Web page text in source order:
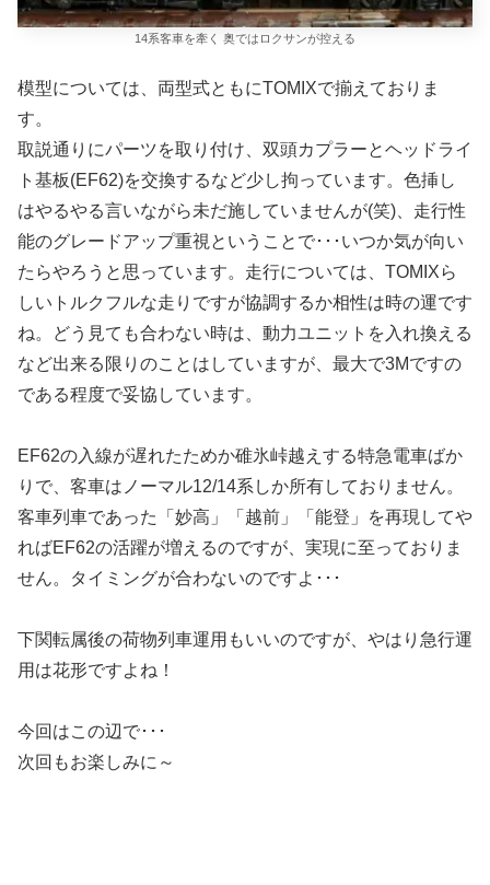
14系客車を牽く 奥ではロクサンが控える
模型については、両型式ともにTOMIXで揃えておりま
す。
取説通りにパーツを取り付け、双頭カプラーとヘッドライ
ト基板(EF62)を交換するなど少し拘っています。色挿し
はやるやる言いながら未だ施していませんが(笑)、走行性
能のグレードアップ重視ということで･･･いつか気が向い
たらやろうと思っています。走行については、TOMIXら
しいトルクフルな走りですが協調するか相性は時の運です
ね。どう見ても合わない時は、動力ユニットを入れ換える
など出来る限りのことはしていますが、最大で3Mですの
である程度で妥協しています。
EF62の入線が遅れたためか碓氷峠越えする特急電車ばか
りで、客車はノーマル12/14系しか所有しておりません。
客車列車であった「妙高」「越前」「能登」を再現してや
ればEF62の活躍が増えるのですが、実現に至っておりま
せん。タイミングが合わないのですよ･･･
下関転属後の荷物列車運用もいいのですが、やはり急行運
用は花形ですよね！
今回はこの辺で･･･
次回もお楽しみに～